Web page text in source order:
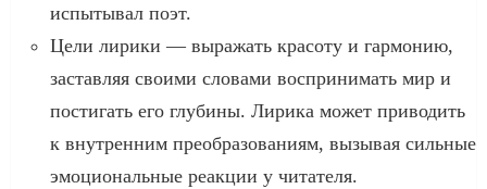
испытывал поэт.
Цели лирики — выражать красоту и гармонию,
заставляя своими словами воспринимать мир и
постигать его глубины. Лирика может приводить
к внутренним преобразованиям, вызывая сильные
эмоциональные реакции у читателя.